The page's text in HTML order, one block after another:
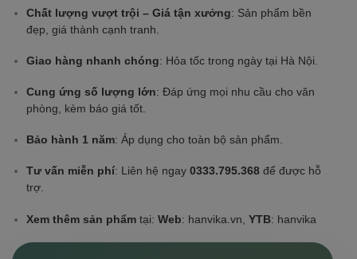
Chất lượng vượt trội – Giá tận xưởng: Sản phẩm bền
đẹp, giá thành cạnh tranh.
Giao hàng nhanh chóng: Hỏa tốc trong ngày tại Hà Nội.
Cung ứng số lượng lớn: Đáp ứng mọi nhu cầu cho văn
phòng, kèm báo giá tốt.
Bảo hành 1 năm: Áp dụng cho toàn bộ sản phẩm.
Tư vấn miễn phí: Liên hệ ngay0333.795.368 để được hỗ
trợ.
Xem thêm sản phẩm tại:Web: hanvika.vn,YTB: hanvika